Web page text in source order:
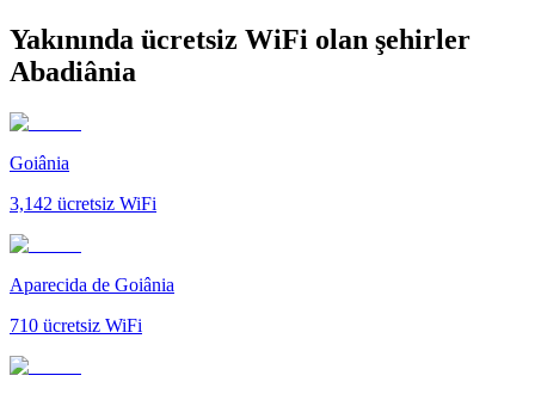
Yakınında ücretsiz WiFi olan şehirler
Abadiânia
Goiânia
3,142 ücretsiz WiFi
Aparecida de Goiânia
710 ücretsiz WiFi